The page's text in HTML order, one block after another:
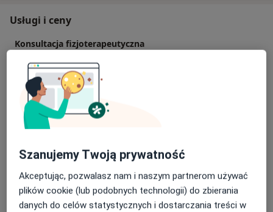
Usługi i ceny
Konsultacja fizjoterapeutyczna
200 zł Szczegóły
Diagnostyka + Terapia Manualna
180 zł Szczegóły
180 zł Szczegóły
Konsultacja fizjoterapeutyczna + USG
250 zł Szczegóły
Szanujemy Twoją prywatność
Akceptując, pozwalasz nam i naszym partnerom używać
plików cookie (lub podobnych technologii) do zbierania
danych do celów statystycznych i dostarczania treści w